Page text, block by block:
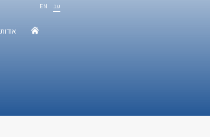
עב EN
ראשי אודות